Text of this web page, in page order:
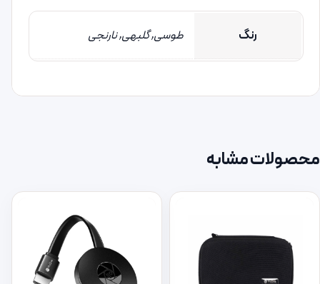
رنگ طوسی, گلبهی, نارنجی
محصولات مشابه